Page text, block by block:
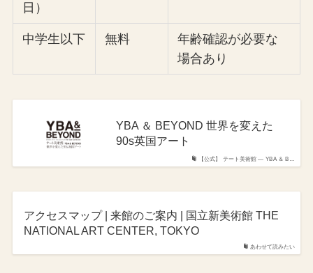
日）
中学生以下 無料
年齢確認が必要な
場合あり
【公式】 テート美術館 ― YBA ＆ B…
YBA ＆ BEYOND 世界を変えた
90s英国アート
あわせて読みたい
アクセスマップ | 来館のご案内 | 国立新美術館 THE
NATIONAL ART CENTER, TOKYO